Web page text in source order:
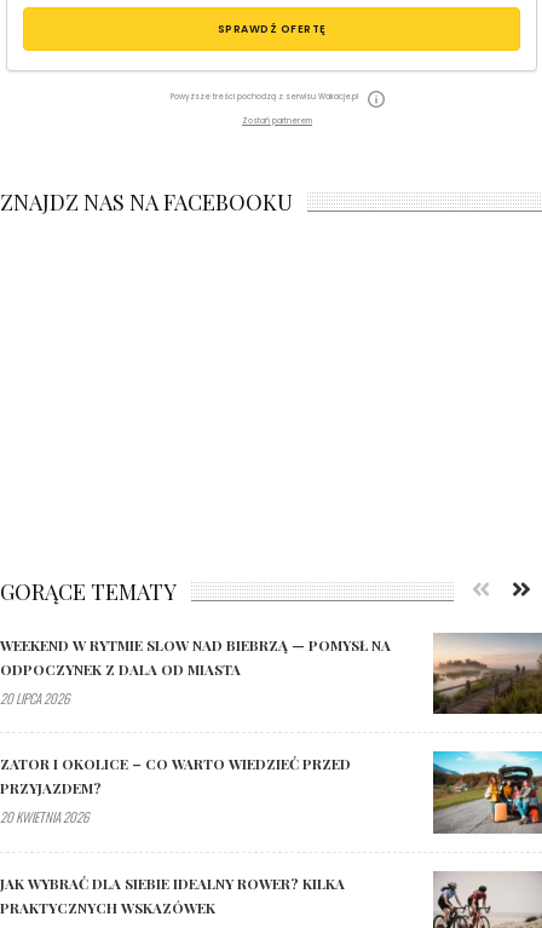
SPRAWDŹ OFERTĘ
Powyższe treści pochodzą z serwisu Wakacje.pl
Zostań partnerem
ZNAJDZ NAS NA FACEBOOKU
GORĄCE TEMATY
WEEKEND W RYTMIE SLOW NAD BIEBRZĄ — POMYSŁ NA
ODPOCZYNEK Z DALA OD MIASTA
20 LIPCA 2026
ZATOR I OKOLICE – CO WARTO WIEDZIEĆ PRZED
PRZYJAZDEM?
20 KWIETNIA 2026
JAK WYBRAĆ DLA SIEBIE IDEALNY ROWER? KILKA
PRAKTYCZNYCH WSKAZÓWEK